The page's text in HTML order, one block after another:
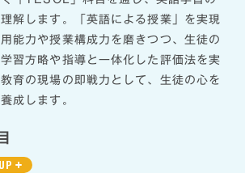
解します。「英語による授業」を実現
能力や授業構成力を磨きつつ、生徒の
習方略や指導と一体化した評価法を実
育の現場の即戦力として、生徒の心を
成します。